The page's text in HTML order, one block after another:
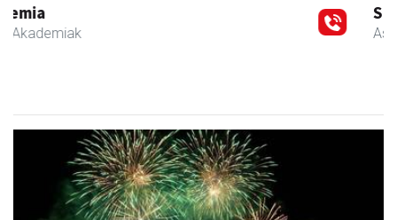
Skinter ontziratzeak
Asteasu - Ontziratzeak